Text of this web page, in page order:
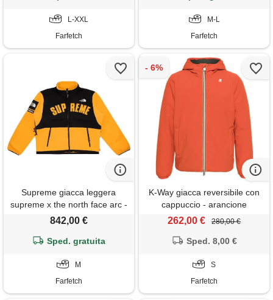
L-XXL
Farfetch
M-L
Farfetch
Supreme giacca leggera
supreme x the north face arc -
giallo
842,00 €
Sped. gratuita
M
Farfetch
K-Way giacca reversibile con
cappuccio - arancione
262,00 € 280,00 €
Sped. 8,00 €
S
Farfetch